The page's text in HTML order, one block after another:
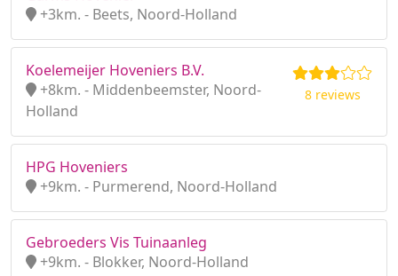
+3km. - Beets, Noord-Holland
Koelemeijer Hoveniers B.V.
+8km. - Middenbeemster, Noord-
Holland
8 reviews
HPG Hoveniers
+9km. - Purmerend, Noord-Holland
Gebroeders Vis Tuinaanleg
+9km. - Blokker, Noord-Holland